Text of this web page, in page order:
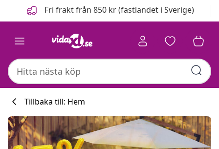
FöregåendeFri frakt från 850 kr (fastlandet i Sverige)
Tillbaka till: Hem